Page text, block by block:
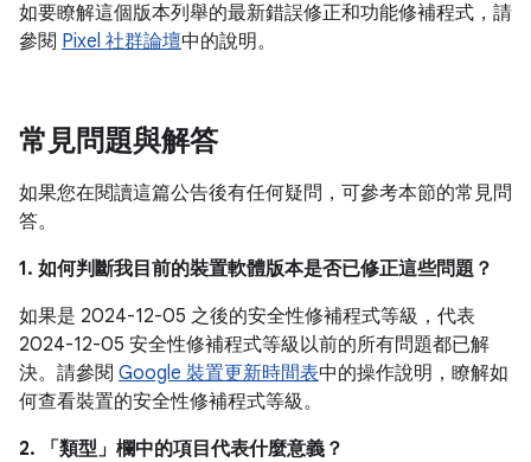
如要瞭解這個版本列舉的最新錯誤修正和功能修補程式，請
參閱 Pixel 社群論壇中的說明。
常見問題與解答
如果您在閱讀這篇公告後有任何疑問，可參考本節的常見問
答。
1. 如何判斷我目前的裝置軟體版本是否已修正這些問題？
如果是 2024-12-05 之後的安全性修補程式等級，代表
2024-12-05 安全性修補程式等級以前的所有問題都已解
決。請參閱 Google 裝置更新時間表中的操作說明，瞭解如
何查看裝置的安全性修補程式等級。
2. 「類型」 欄中的項目代表什麼意義？